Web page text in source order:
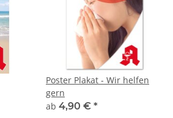
Poster Plakat - Wir helfen
gern
ab 4,90 € *